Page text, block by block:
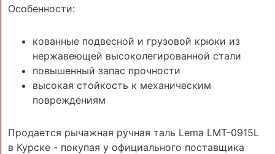
Особенности:
кованные подвесной и грузовой крюки из
нержавеющей высоколегированной стали
повышенный запас прочности
высокая стойкость к механическим
повреждениям
Продается рычажная ручная таль Lema LMT-0915L
в Курске - покупая у официального поставщика